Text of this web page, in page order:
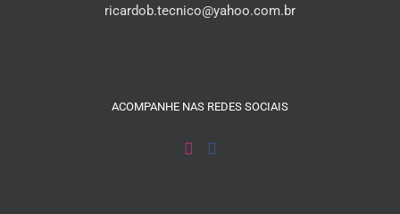
ricardob.tecnico@yahoo.com.br
ACOMPANHE NAS REDES SOCIAIS